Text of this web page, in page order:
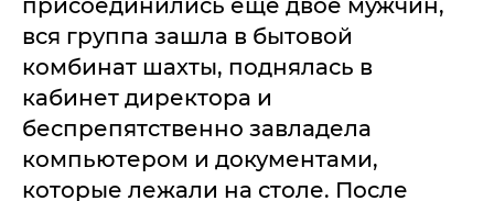
присоединились еще двое мужчин,
вся группа зашла в бытовой
комбинат шахты, поднялась в
кабинет директора и
беспрепятственно завладела
компьютером и документами,
которые лежали на столе. После